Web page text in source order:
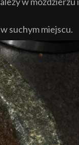
suchym miejscu.